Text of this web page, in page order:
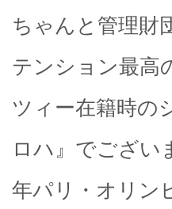
ちゃんと管理財
テンション最高
ツィー在籍時の
ロハ』でござい
年パリ・オリン